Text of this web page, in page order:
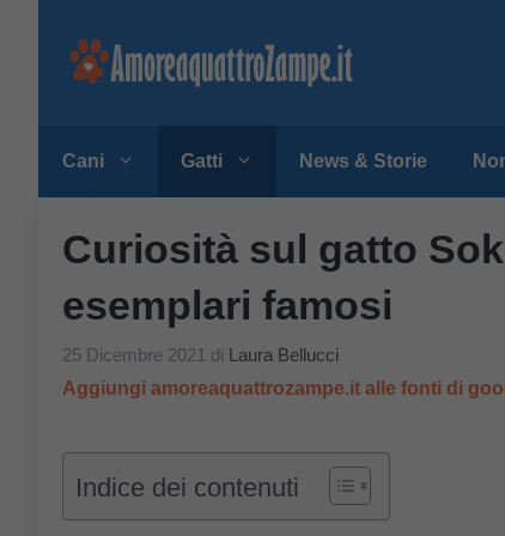
Cani Gatti News & Storie
Curiosità sul gatto
esemplari famosi
25 Dicembre 2021 di Laura Bellucci
Aggiungi amoreaquattrozampe.it alle fonti di
Indice dei contenuti